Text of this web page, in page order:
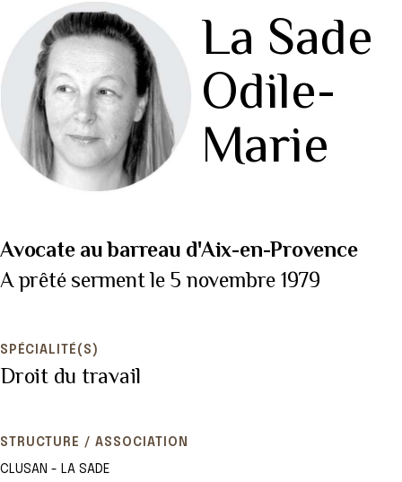
La Sade
Odile-
Marie
Avocate au barreau d'Aix-en-Provence
A prêté serment le 5 novembre 1979
SPÉCIALITÉ(S)
Droit du travail
STRUCTURE / ASSOCIATION
CLUSAN - LA SADE